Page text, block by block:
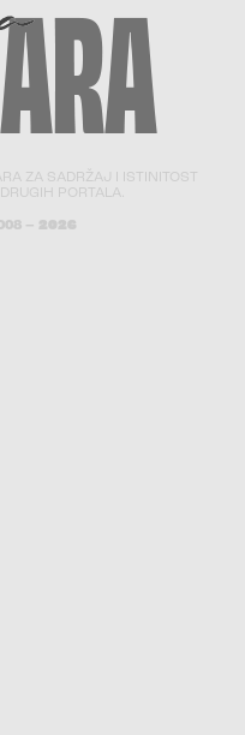
ZA SADRŽAJ I ISTINITOST
PORTALA.
– 2026